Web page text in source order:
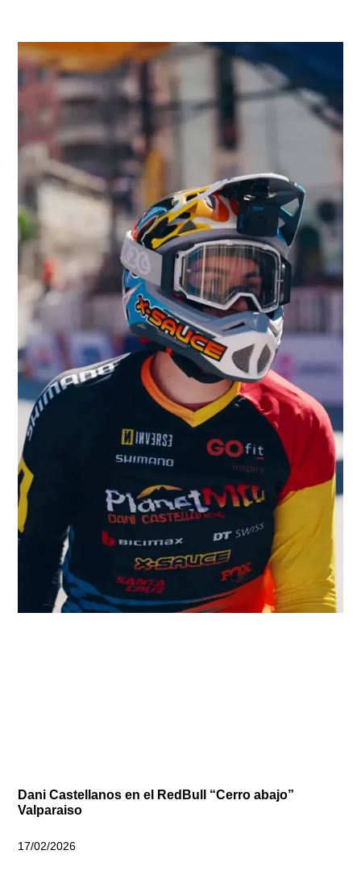
Dani Castellanos en el RedBull “Cerro abajo”
Valparaiso
17/02/2026